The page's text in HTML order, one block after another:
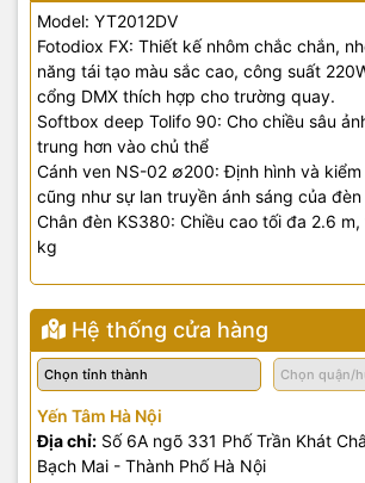
Model: YT2012DV
Fotodiox FX: Thiết kế nhôm chắc chắn,
năng tái tạo màu sắc cao, công suất
cổng DMX thích hợp cho trường quay.
Softbox deep Tolifo 90: Cho chiều sâu
trung hơn vào chủ thể
Cánh ven NS-02 ∅200: Định hình và
cũng như sự lan truyền ánh sáng của đèn
Chân đèn KS380: Chiều cao tối đa 2.6
kg
Hệ thống cửa hàng
Yến Tâm Hà Nội
Địa chỉ: Số 6A ngõ 331 Phố Trần Khát
Bạch Mai - Thành Phố Hà Nội